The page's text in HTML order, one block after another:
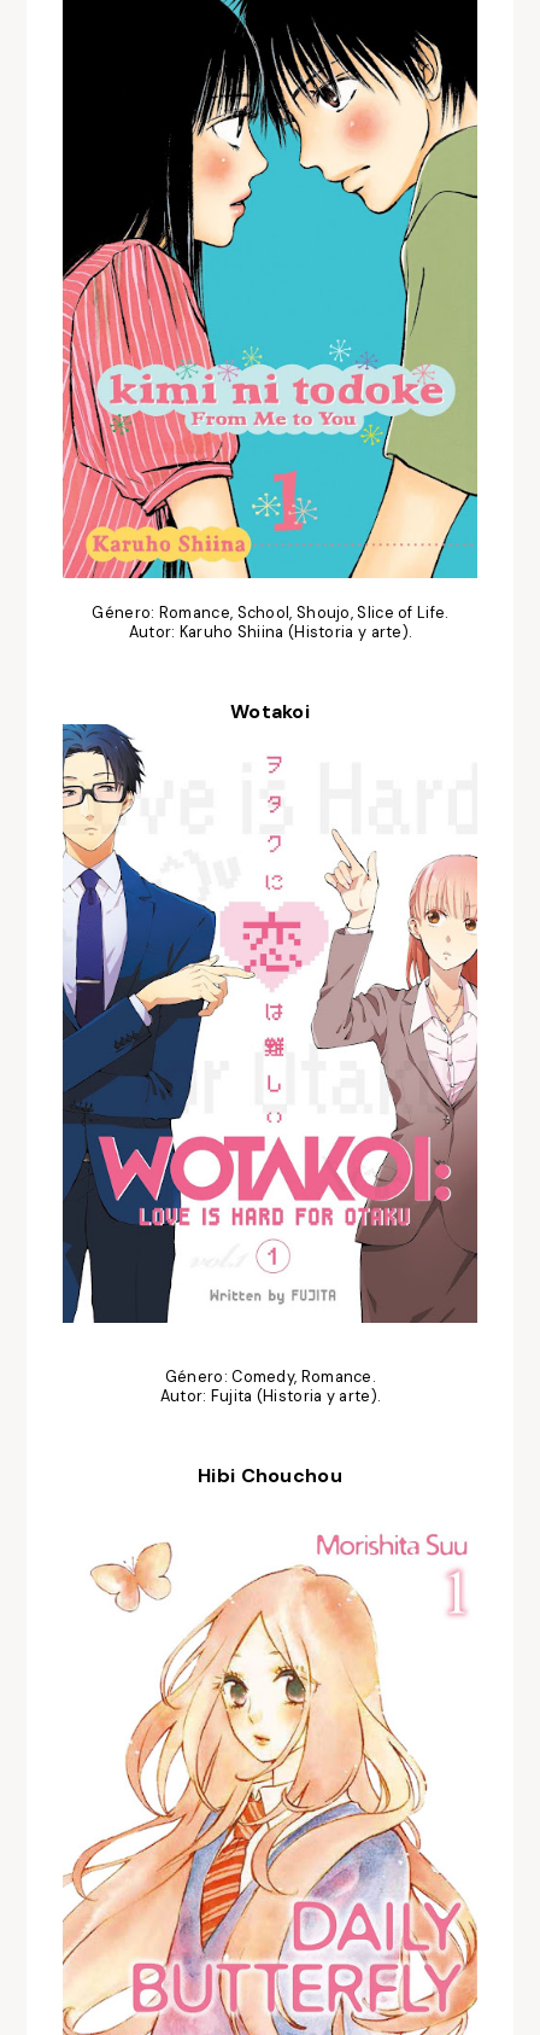
Género: Romance, School, Shoujo, Slice of Life.
Autor: Karuho Shiina (Historia y arte).
Wotakoi
Género: Comedy, Romance.
Autor: Fujita (Historia y arte).
Hibi Chouchou